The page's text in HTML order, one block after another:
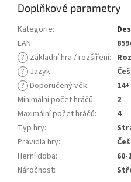
Doplňkové parametry
Kategorie:
EAN:
? Základní hra / rozšíření:
? Jazyk:
? Doporučený věk:
14+
Minimální počet hráčů:
2
Maximální počet hráčů:
4
Typ hry:
Pravidla hry:
Herní doba:
60-
Náročnost: